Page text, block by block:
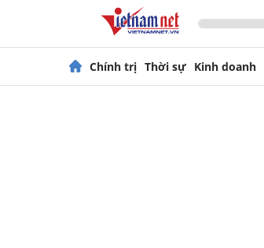
Chính trị Thời sự Kinh doanh